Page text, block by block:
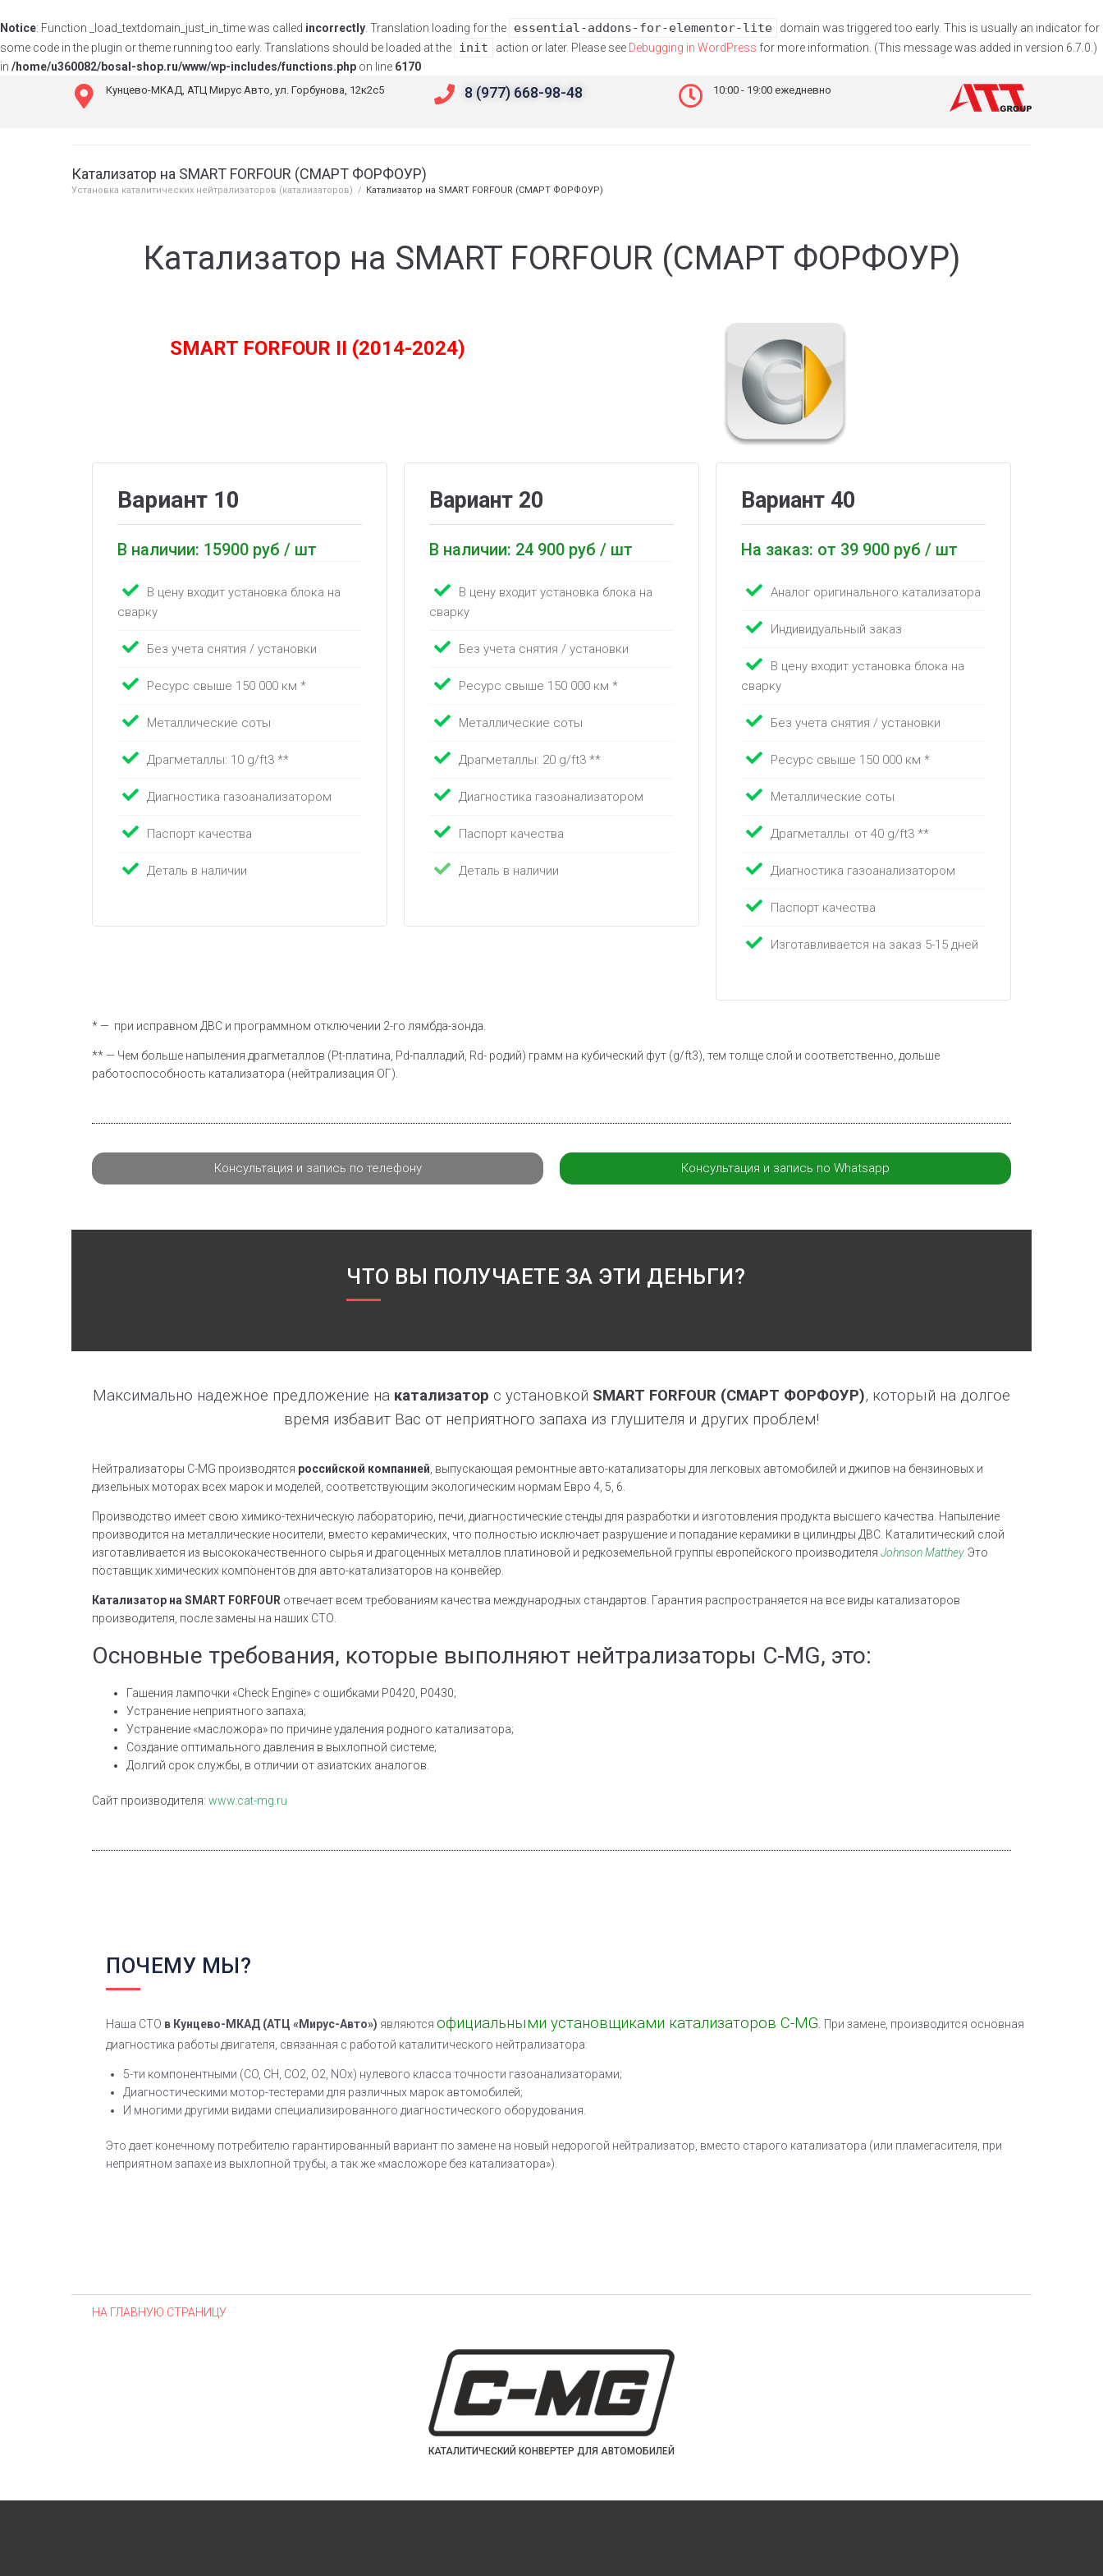
Notice: Function _load_textdomain_just_in_time was called incorrectly . Translation loading for the essential-addons-for-elementor-lite
domain was triggered too early. This is usually an indicator for
some code in the plugin or theme running too early. Translations should be loaded at the
init action or later. Please see Debugging in WordPress for more information. (This message was added in version 6.7.0.)
in /home/u360082/bosal-shop.ru/www/wp-includes/functions.php on line 6170
Кунцево-МКАД, АТЦ Мирус Авто, ул. Горбунова, 12к2с5 8 (977) 668-98-48 10:00 - 19:00 ежедневно
Катализатор на SMART FORFOUR (СМАРТ ФОРФОУР)
Установка каталитических нейтрализаторов (катализаторов) / Катализатор на SMART FORFOUR (СМАРТ ФОРФОУР)
Катализатор на SMART FORFOUR (СМАРТ ФОРФОУР)
SMART FORFOUR II (2014-2024)
Вариант 10
В наличии: 15900 руб / шт
В цену входит установка блока на
сварку
Без учета снятия / установки
Ресурс свыше 150 000 км *
Металлические соты
Драгметаллы: 10 g/ft3 **
Диагностика газоанализатором
Паспорт качества
Деталь в наличии
Вариант 20
В наличии: 24 900 руб / шт
В цену входит установка блока на
сварку
Без учета снятия / установки
Ресурс свыше 150 000 км *
Металлические соты
Драгметаллы: 20 g/ft3 **
Диагностика газоанализатором
Паспорт качества
Деталь в наличии
Вариант 40
На заказ: от 39 900 руб / шт
Аналог оригинального катализатора
Индивидуальный заказ
В цену входит установка блока на
сварку
Без учета снятия / установки
Ресурс свыше 150 000 км *
Металлические соты
Драгметаллы: от 40 g/ft3 **
Диагностика газоанализатором
Паспорт качества
Изготавливается на заказ 5-15 дней
* — при исправном ДВС и программном отключении 2-го лямбда-зонда.
** — Чем больше напыления драгметаллов (Pt-платина, Pd-палладий, Rd- родий) грамм на кубический фут (g/ft3), тем толще слой и соответственно, дольше
работоспособность катализатора (нейтрализация ОГ).
Консультация и запись по телефону Консультация и запись по Whatsapp
ЧТО ВЫ ПОЛУЧАЕТЕ ЗА ЭТИ ДЕНЬГИ?
Максимально надежное предложение на катализатор с установкой SMART FORFOUR (СМАРТ ФОРФОУР), который на долгое
время избавит Вас от неприятного запаха из глушителя и других проблем!
Нейтрализаторы C-MG производятся российской компанией , выпускающая ремонтные авто-катализаторы для легковых автомобилей и джипов на бензиновых и
дизельных моторах всех марок и моделей, соответствующим экологическим нормам Евро 4, 5, 6.
Производство имеет свою химико-техническую лабораторию, печи, диагностические стенды для разработки и изготовления продукта высшего качества. Напыление
производится на металлические носители, вместо керамических, что полностью исключает разрушение и попадание керамики в цилиндры ДВС. Каталитический слой
изготавливается из высококачественного сырья и драгоценных металлов платиновой и редкоземельной группы европейского производителя Johnson Matthey. Это
поставщик химических компонентов для авто-катализаторов на конвейер.
Катализатор на SMART FORFOUR отвечает всем требованиям качества международных стандартов. Гарантия распространяется на все виды катализаторов
производителя, после замены на наших СТО.
Основные требования, которые выполняют нейтрализаторы C-MG, это:
Гашения лампочки «Check Engine» с ошибками Р0420, Р0430;
Устранение неприятного запаха;
Устранение «масложора» по причине удаления родного катализатора;
Создание оптимального давления в выхлопной системе;
Долгий срок службы, в отличии от азиатских аналогов.
Сайт производителя: www.cat-mg.ru
ПОЧЕМУ МЫ?
Наша СТО в Кунцево-МКАД (АТЦ «Мирус-Авто») являются официальными установщиками катализаторов C-MG. При замене, производится основная
диагностика работы двигателя, связанная с работой каталитического нейтрализатора:
5-ти компонентными (CO, CH, CO2, O2, NOx) нулевого класса точности газоанализаторами;
Диагностическими мотор-тестерами для различных марок автомобилей;
И многими другими видами специализированного диагностического оборудования.
Это дает конечному потребителю гарантированный вариант по замене на новый недорогой нейтрализатор, вместо старого катализатора (или пламегасителя, при
неприятном запахе из выхлопной трубы, а так же «масложоре без катализатора»).
НА ГЛАВНУЮ СТРАНИЦУ
КАТАЛИТИЧЕСКИЙ КОНВЕРТЕР ДЛЯ АВТОМОБИЛЕЙ